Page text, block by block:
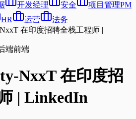
开发经理 安全
项目管理PM
HR 运营
法务
NxxT 在印度招聘全栈工程师 |
端前端
NxxT 在印度招
| LinkedIn